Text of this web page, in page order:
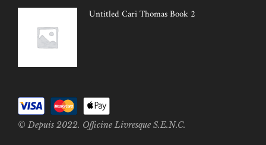
Untitled Cari Thomas Book 2
© Depuis 2022. Officine Livresque S.E.N.C.